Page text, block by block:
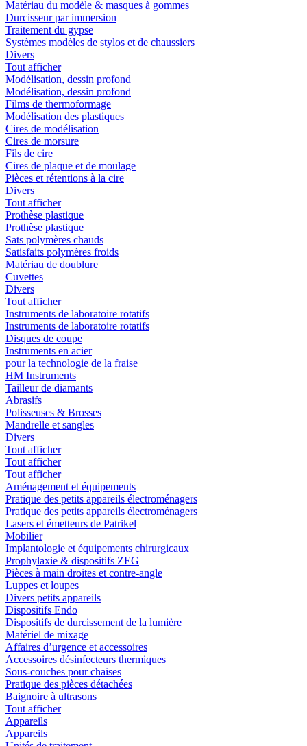
Matériau du modèle & masques à gommes
Durcisseur par immersion
Traitement du gypse
Systèmes modèles de stylos et de chaussiers
Divers
Tout afficher
Modélisation, dessin profond
Modélisation, dessin profond
Films de thermoformage
Modélisation des plastiques
Cires de modélisation
Cires de morsure
Fils de cire
Cires de plaque et de moulage
Pièces et rétentions à la cire
Divers
Tout afficher
Prothèse plastique
Prothèse plastique
Sats polymères chauds
Satisfaits polymères froids
Matériau de doublure
Cuvettes
Divers
Tout afficher
Instruments de laboratoire rotatifs
Instruments de laboratoire rotatifs
Disques de coupe
Instruments en acier
pour la technologie de la fraise
HM Instruments
Tailleur de diamants
Abrasifs
Polisseuses & Brosses
Mandrelle et sangles
Divers
Tout afficher
Tout afficher
Tout afficher
Aménagement et équipements
Pratique des petits appareils électroménagers
Pratique des petits appareils électroménagers
Lasers et émetteurs de Patrikel
Mobilier
Implantologie et équipements chirurgicaux
Prophylaxie & dispositifs ZEG
Pièces à main droites et contre-angle
Luppes et loupes
Divers petits appareils
Dispositifs Endo
Dispositifs de durcissement de la lumière
Matériel de mixage
Affaires d’urgence et accessoires
Accessoires désinfecteurs thermiques
Sous-couches pour chaises
Pratique des pièces détachées
Baignoire à ultrasons
Tout afficher
Appareils
Appareils